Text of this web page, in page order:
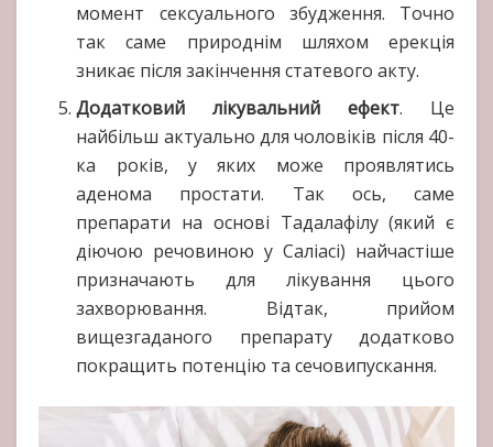
момент сексуального збудження. Точно
так саме природнім шляхом ерекція
зникає після закінчення статевого акту.
Додатковий лікувальний ефект. Це
найбільш актуально для чоловіків після 40-
ка років, у яких може проявлятись
аденома простати. Так ось, саме
препарати на основі Тадалафілу (який є
діючою речовиною у Саліасі) найчастіше
призначають для лікування цього
захворювання. Відтак, прийом
вищезгаданого препарату додатково
покращить потенцію та сечовипускання.